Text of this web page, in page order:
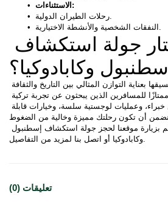
الاستثناءات:
رحلات الطيران الدولية.
النفقات الشخصية والأنشطة الاختيارية.
إسطنبول وكابادوكيا؟
وكابادوكيا أو اتصل بنا لمزيد من التفاصيل.
تعليقات (0)